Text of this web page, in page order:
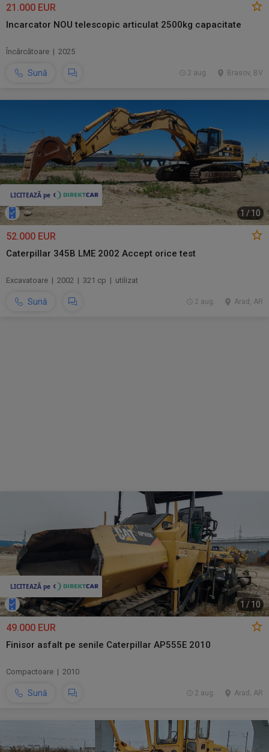
21.000 EUR
Incarcator NOU telescopic articulat 2500kg capacitate
Încărcătoare | 2025
Sună Brasov, BV
2 aug.
1 /10
52.000 EUR
Caterpillar 345B LME 2002 Accept orice test
Excavatoare | 2002 | 321 cp | utilizat
Sună Arad, AR
2 aug.
1 /10
49.000 EUR
Finisor asfalt pe senile Caterpillar AP555E 2010
Compactoare | 2010
Sună Arad, AR
2 aug.